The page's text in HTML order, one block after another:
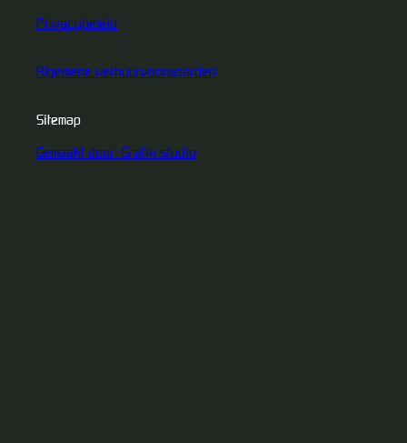
Privacybeleid
Algemene verhuurvoorwaarden
Sitemap
Gemaakt door: Grafix studio